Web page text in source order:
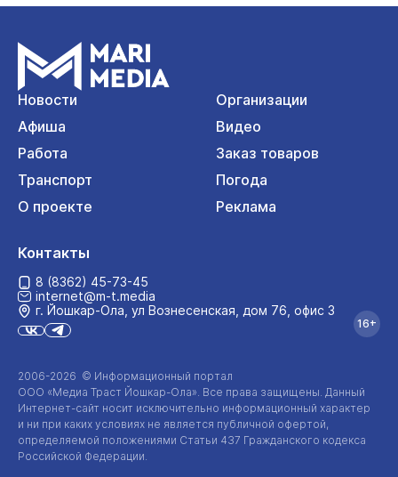
Новости
Организации
Афиша
Видео
Работа
Заказ товаров
Транспорт
Погода
О проекте
Реклама
2006-2026 © Информационный портал
ООО «Медиа Траст Йошкар-Ола». Все права защищены. Данный
Интернет-сайт носит исключительно информационный характер
и ни при каких условиях не является публичной офертой,
определяемой положениями Статьи 437 Гражданского кодекса
Российской Федерации.
Контакты
8 (8362) 45-73-45
internet@m-t.media
г. Йошкар‑Ола, ул Вознесенская, дом 76, офис 3
16+